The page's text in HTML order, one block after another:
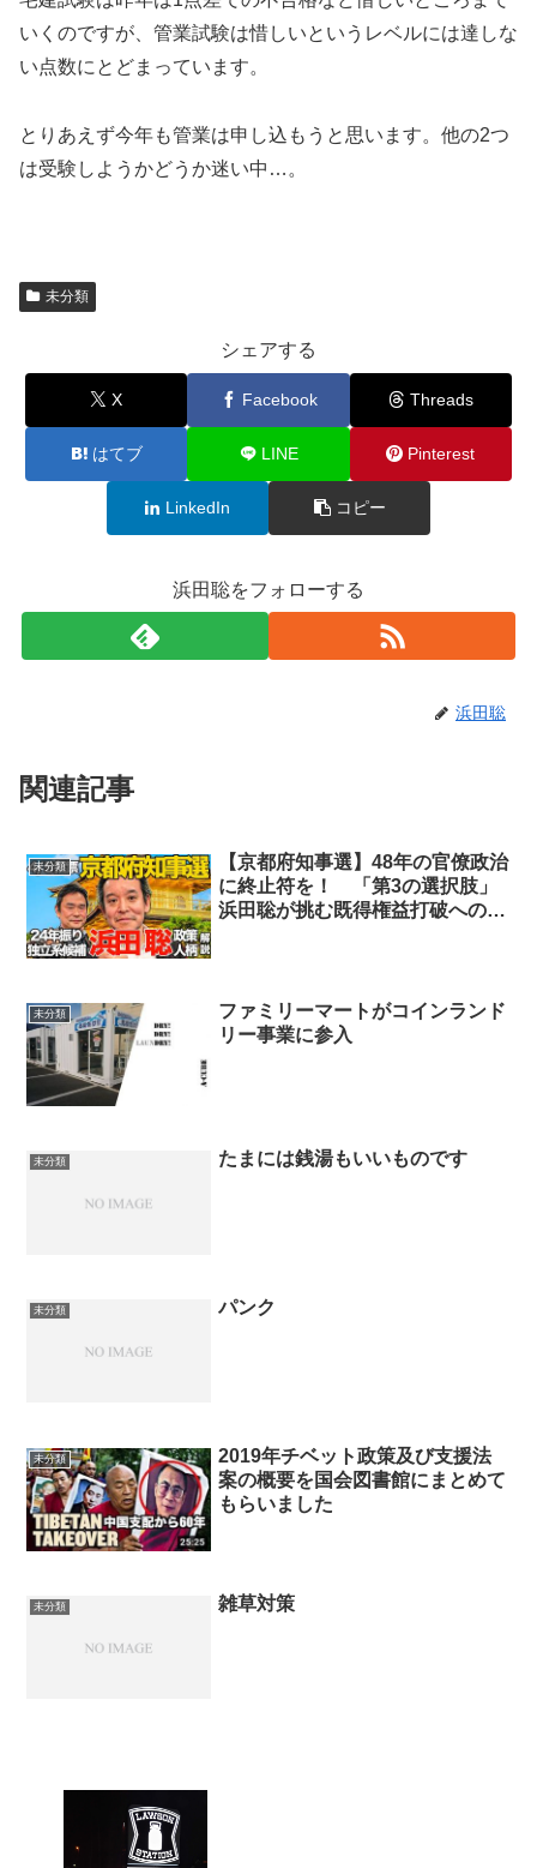
いくのですが、管業試験は惜しいというレベルには達しな
い点数にとどまっています。
とりあえず今年も管業は申し込もうと思います。他の2つ
は受験しようかどうか迷い中…。
未分類
シェアする
X Facebook Threads
はてブ LINE Pinterest
LinkedIn コピー
浜田聡をフォローする
浜田聡
関連記事
未分類
【京都府知事選】48年の官僚政治
に終止符を！ 「第3の選択肢」
浜田聡が挑む既得権益打破への希
未分類
ファミリーマートがコインランド
リー事業に参入
未分類 たまには銭湯もいいものです
未分類 パンク
未分類
2019年チベット政策及び支援法
案の概要を国会図書館にまとめて
もらいました
未分類 雑草対策